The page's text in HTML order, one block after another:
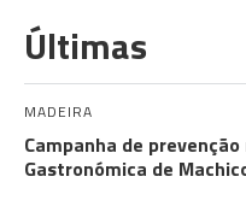
Últimas
MADEIRA
Campanha de
Gastronómica de